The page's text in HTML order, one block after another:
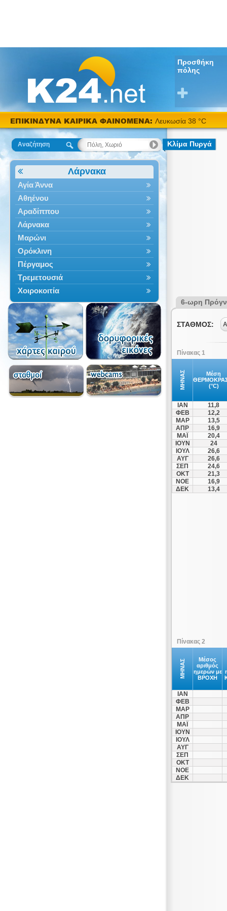
Προσθήκη
πόλης
ΕΠΙΚΙΝΔΥΝΑ ΚΑΙΡΙΚΑ ΦΑΙΝΟΜΕΝΑ: Λευκωσία 38 °C
Αναζήτηση
Λάρνακα
Αγία Άννα
Αθηένου
Αραδίππου
Λάρνακα
Μαρώνι
Ορόκλινη
Πέργαμος
Τρεμετουσιά
Χοιροκοιτία
Κλίμα Πυργά
6-ωρη
ΣΤΑΘΜΟΣ:
Πίνακας 1
ΜΗΝΑΣ
Μέση
(°C)
ΙΑΝ
11,8
ΦΕΒ
12,2
ΜΑΡ
13,5
ΑΠΡ
16,9
ΜΑΪ
20,4
ΙΟΥΝ
24
ΙΟΥΛ
26,6
ΑΥΓ
26,6
ΣΕΠ
24,6
ΟΚΤ
21,3
ΝΟΕ
16,9
ΔΕΚ
13,4
Πίνακας 2
ΜΗΝΑΣ
Μέσος
αριθμός
ημερών με
ΒΡΟΧΗ
ΙΑΝ
ΦΕΒ
ΜΑΡ
ΑΠΡ
ΜΑΪ
ΙΟΥΝ
ΙΟΥΛ
ΑΥΓ
ΣΕΠ
ΟΚΤ
ΝΟΕ
ΔΕΚ